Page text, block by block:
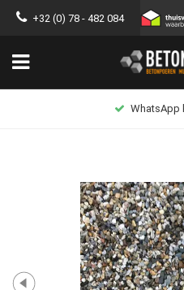
+32 (0) 78 - 482 084
Lage